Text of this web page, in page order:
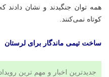
همه توان جنگیدند و نشان دادند
کوتاه نمی‌کنند.
ساخت تیمی ماندگار برای لرستان